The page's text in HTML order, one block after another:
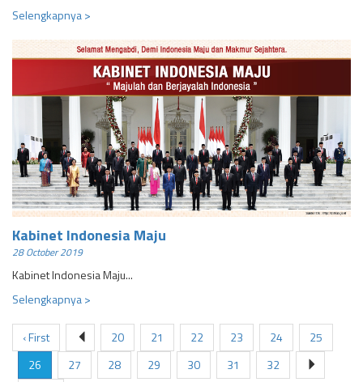
Selengkapnya >
Kabinet Indonesia Maju
28 October 2019
Kabinet Indonesia Maju...
Selengkapnya >
‹ First 20 21 22 23 24
25
26
27 28 29 30 31
32